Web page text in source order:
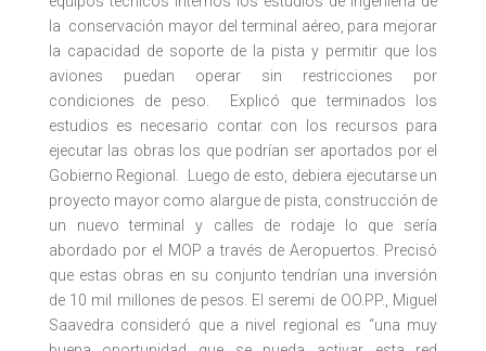
la conservación mayor del terminal aéreo, para mejorar
la capacidad de soporte de la pista y permitir que los
aviones puedan operar sin restricciones por
condiciones de peso. Explicó que terminados los
estudios es necesario contar con los recursos para
ejecutar las obras los que podrían ser aportados por el
Gobierno Regional. Luego de esto, debiera ejecutarse un
proyecto mayor como alargue de pista, construcción de
un nuevo terminal y calles de rodaje lo que sería
abordado por el MOP a través de Aeropuertos. Precisó
que estas obras en su conjunto tendrían una inversión
de 10 mil millones de pesos. El seremi de OO.PP., Miguel
Saavedra consideró que a nivel regional es “una muy